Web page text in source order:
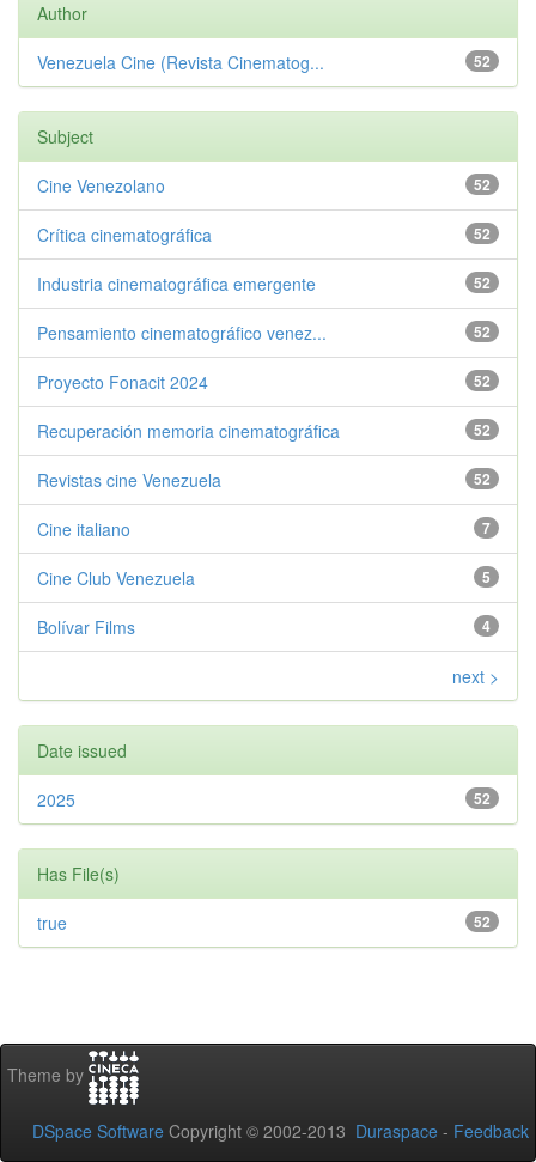
Author
52
Venezuela Cine (Revista Cinematog...
Subject
52
Cine Venezolano
52
Crítica cinematográfica
52
Industria cinematográfica emergente
52
Pensamiento cinematográfico venez...
52
Proyecto Fonacit 2024
52
Recuperación memoria cinematográfica
52
Revistas cine Venezuela
7
Cine italiano
5
Cine Club Venezuela
4
Bolívar Films
next >
Date issued
52
2025
Has File(s)
52
true
Theme by
DSpace Software Copyright © 2002-2013 Duraspace - Feedback